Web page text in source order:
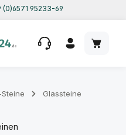
95233-69
Glassteine